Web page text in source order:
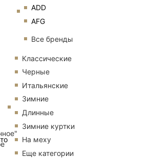
ADD
AFG
Все бренды
Классические
Черные
Итальянские
Зимние
Длинные
Зимние куртки
На меху
Еще категории